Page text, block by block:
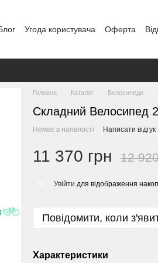
Угода користувача Оферта
Головна Каталог Велосипеди
Складний Велосипед
Немає в наявності Написати відгук
11 370 грн 12
Увійти для відображення
Повідомити, коли
Характеристики